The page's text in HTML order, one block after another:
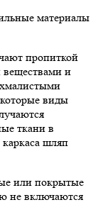
материалы
пропиткой
веществами и
виды
ткани в
шляп
или покрытые
не включаются